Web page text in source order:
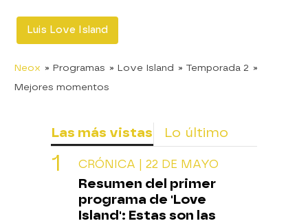
Luis Love Island
Neox » Programas » Love Island » Temporada 2 »
Mejores momentos
Las más vistas Lo último
CRÓNICA | 22 DE MAYO
Resumen del primer
programa de 'Love
Island': Estas son las